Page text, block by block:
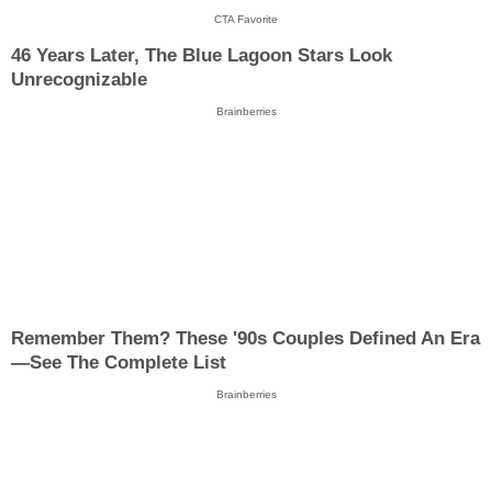
CTA Favorite
46 Years Later, The Blue Lagoon Stars Look
Unrecognizable
Brainberries
Remember Them? These '90s Couples Defined An Era
—See The Complete List
Brainberries